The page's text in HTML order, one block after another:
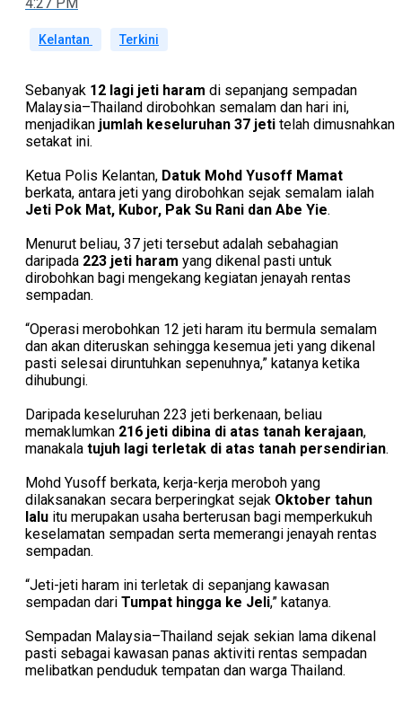
4:27 PM
Kelantan Terkini
Sebanyak 12 lagi jeti haram di sepanjang sempadan
Malaysia–Thailand dirobohkan semalam dan hari ini,
menjadikan jumlah keseluruhan 37 jeti telah dimusnahkan
setakat ini.
Ketua Polis Kelantan, Datuk Mohd Yusoff Mamat
berkata, antara jeti yang dirobohkan sejak semalam ialah
Jeti Pok Mat, Kubor, Pak Su Rani dan Abe Yie.
Menurut beliau, 37 jeti tersebut adalah sebahagian
daripada 223 jeti haram yang dikenal pasti untuk
dirobohkan bagi mengekang kegiatan jenayah rentas
sempadan.
“Operasi merobohkan 12 jeti haram itu bermula semalam
dan akan diteruskan sehingga kesemua jeti yang dikenal
pasti selesai diruntuhkan sepenuhnya,” katanya ketika
dihubungi.
Daripada keseluruhan 223 jeti berkenaan, beliau
memaklumkan 216 jeti dibina di atas tanah kerajaan,
manakala tujuh lagi terletak di atas tanah persendirian.
Mohd Yusoff berkata, kerja-kerja meroboh yang
dilaksanakan secara berperingkat sejak Oktober tahun
lalu itu merupakan usaha berterusan bagi memperkukuh
keselamatan sempadan serta memerangi jenayah rentas
sempadan.
“Jeti-jeti haram ini terletak di sepanjang kawasan
sempadan dari Tumpat hingga ke Jeli,” katanya.
Sempadan Malaysia–Thailand sejak sekian lama dikenal
pasti sebagai kawasan panas aktiviti rentas sempadan
melibatkan penduduk tempatan dan warga Thailand.